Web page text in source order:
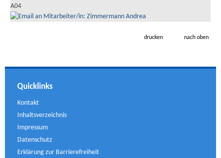
A04
drucken nach oben
Quicklinks
Kontakt
Inhaltsverzeichnis
Impressum
Datenschutz
Erklärung zur Barrierefreiheit